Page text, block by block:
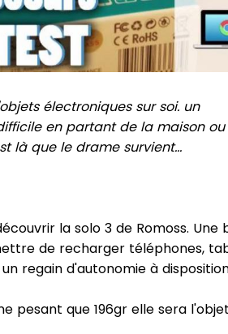
électroniques sur soi. un
en partant de la maison
là que le drame survient...
la solo 3 de Romoss. Une
de recharger téléphones,
regain d'autonomie à
pesant que 196gr elle sera